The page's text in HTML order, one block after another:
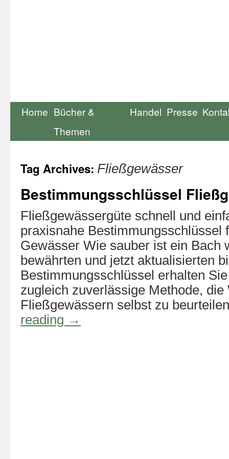
Home Bücher &
Themen
Handel Presse
Tag Archives: Fließgewässer
Bestimmungsschlüssel
Fließgewässergüte schnell und
praxisnahe Bestimmungsschlüssel
Gewässer Wie sauber ist ein Bach
bewährten und jetzt aktualisierten
Bestimmungsschlüssel erhalten
zugleich zuverlässige Methode,
Fließgewässern selbst zu
reading →